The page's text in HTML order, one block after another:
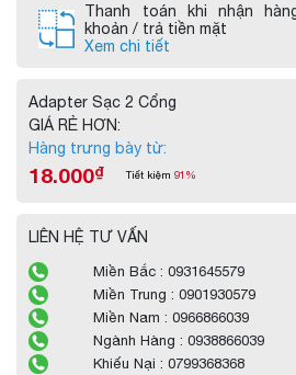
Thanh toán khi nhận
khoản / trả tiền mặt
Xem chi tiết
Adapter Sạc 2 Cổng
GIÁ RẺ HƠN:
Hàng trưng bày từ:
18.000₫ Tiết kiệm 91%
LIÊN HỆ TƯ VẤN
Miền Bắc : 0931645579
Miền Trung : 0901930579
Miền Nam : 0966866039
Ngành Hàng : 0938866039
Khiếu Nại : 0799368368